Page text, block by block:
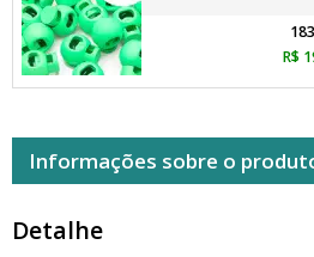
R$
Informações sobre o
Detalhe